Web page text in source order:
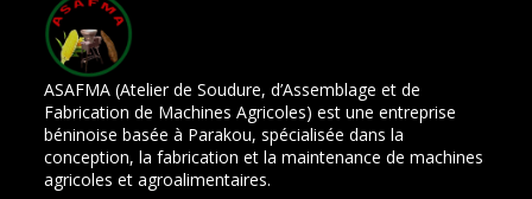
ASAFMA (Atelier de Soudure, d’Assemblage et de
Fabrication de Machines Agricoles) est une entreprise
béninoise basée à Parakou, spécialisée dans la
conception, la fabrication et la maintenance de machines
agricoles et agroalimentaires.